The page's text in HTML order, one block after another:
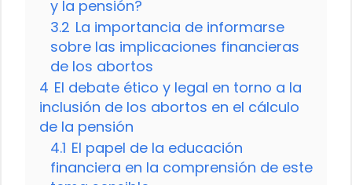
y la pensión?
3.2 La importancia de informarse
sobre las implicaciones financieras
de los abortos
4 El debate ético y legal en torno a la
inclusión de los abortos en el cálculo
de la pensión
4.1 El papel de la educación
financiera en la comprensión de este